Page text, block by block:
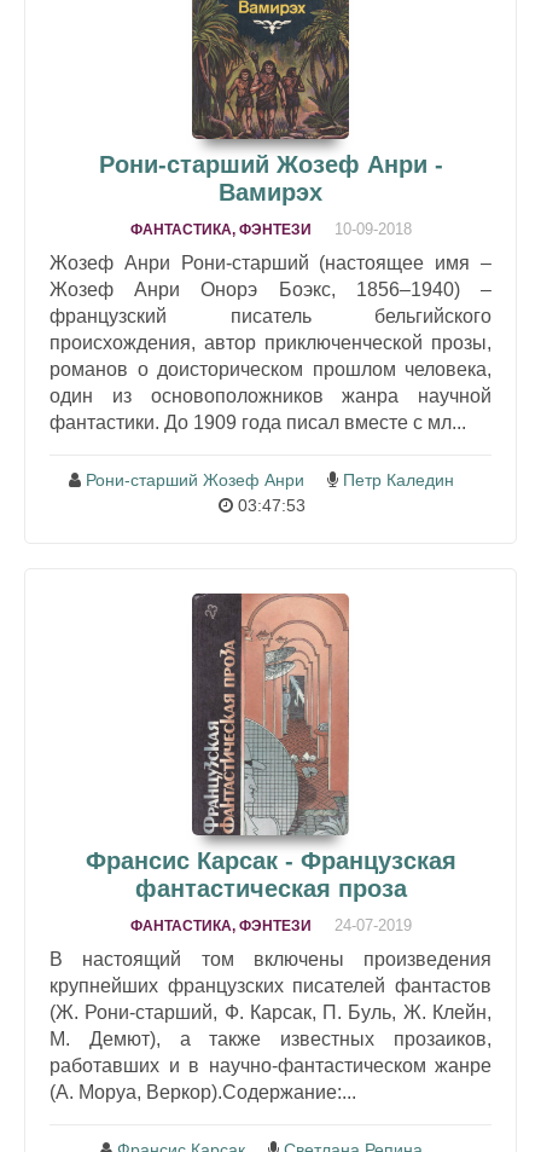
Рони-старший Жозеф Анри -
Вамирэх
ФАНТАСТИКА, ФЭНТЕЗИ 10-09-2018
Жозеф Анри Рони-старший (настоящее имя –
Жозеф Анри Онорэ Боэкс, 1856–1940) –
французский писатель бельгийского
происхождения, автор приключенческой прозы,
романов о доисторическом прошлом человека,
один из основоположников жанра научной
фантастики. До 1909 года писал вместе с мл...
Рони-старший Жозеф Анри
Петр Каледин
03:47:53
Франсис Карсак - Французская
фантастическая проза
ФАНТАСТИКА, ФЭНТЕЗИ 24-07-2019
В настоящий том включены произведения
крупнейших французских писателей фантастов
(Ж. Рони-старший, Ф. Карсак, П. Буль, Ж. Клейн,
М. Демют), а также известных прозаиков,
работавших и в научно-фантастическом жанре
(А. Моруа, Веркор).Содержание:...